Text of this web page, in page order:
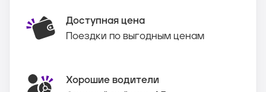
Доступная цена
Поездки по выгодным ценам
Хорошие водители